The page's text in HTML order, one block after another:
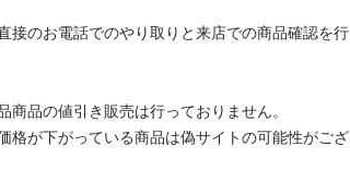
接のお電話でのやり取りと来店での商品確認を行
品の値引き販売は行っておりません。
格が下がっている商品は偽サイトの可能性がござ